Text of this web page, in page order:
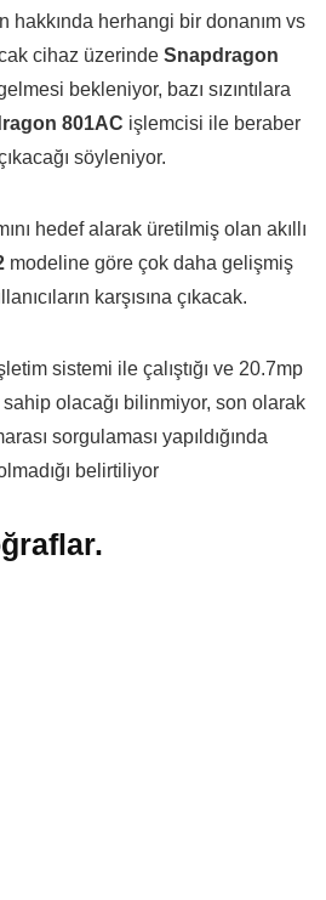
hakkında herhangi bir donanım vs
cihaz üzerinde Snapdragon
bekleniyor, bazı sızıntılara
801AC işlemcisi ile beraber
söyleniyor.
hedef alarak üretilmiş olan akıllı
modeline göre çok daha gelişmiş
karşısına çıkacak.
sistemi ile çalıştığı ve 20.7mp
olacağı bilinmiyor, son olarak
sorgulaması yapıldığında
belirtiliyor